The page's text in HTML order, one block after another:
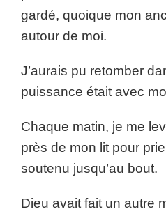
gardé, quoique mon
autour de moi.
J’aurais pu retomber
puissance était avec
Chaque matin, je me
près de mon lit pour
soutenu jusqu’au bout.
Dieu avait fait un autre